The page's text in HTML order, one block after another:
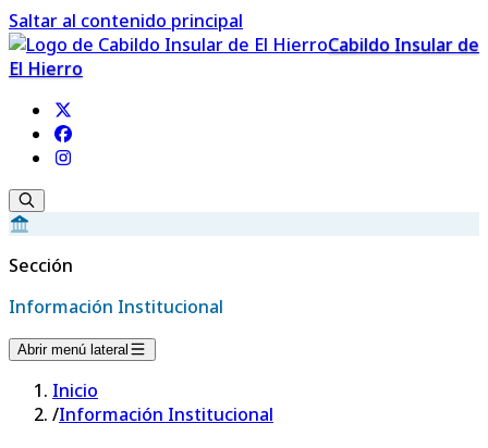
Saltar al contenido principal
Cabildo Insular de
El Hierro
Sección
Información Institucional
Abrir menú lateral
Inicio
/Información Institucional